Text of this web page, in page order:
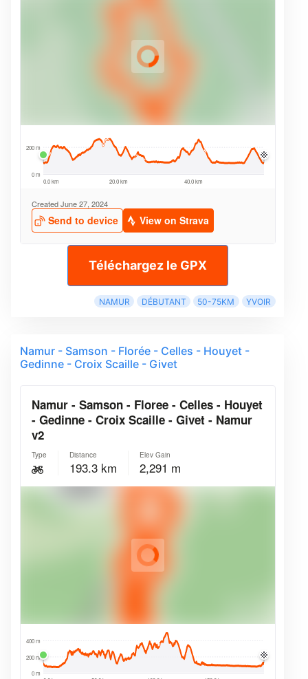
Téléchargez le GPX
NAMUR DÉBUTANT 50-75KM YVOIR
Namur - Samson - Florée - Celles - Houyet -
Gedinne - Croix Scaille - Givet